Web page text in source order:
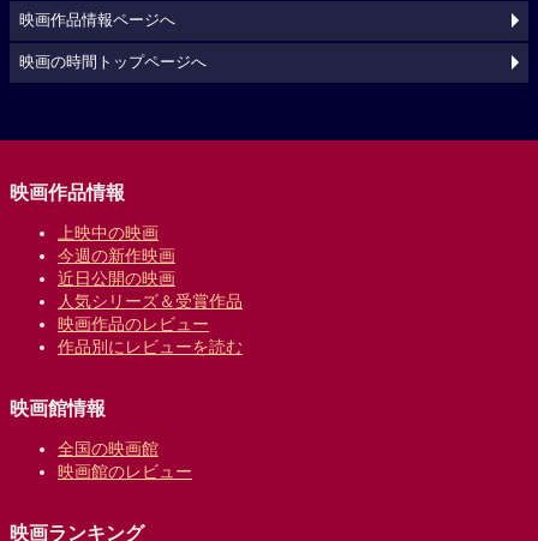
映画作品情報ページへ
映画の時間トップページへ
映画作品情報
上映中の映画
今週の新作映画
近日公開の映画
人気シリーズ＆受賞作品
映画作品のレビュー
作品別にレビューを読む
映画館情報
全国の映画館
映画館のレビュー
映画ランキング